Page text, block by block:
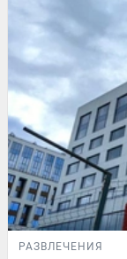
РАЗВЛЕЧЕНИЯ